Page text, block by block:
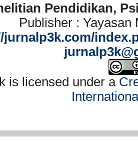
Pendidikan,
Publisher : Yayasan
is licensed under a